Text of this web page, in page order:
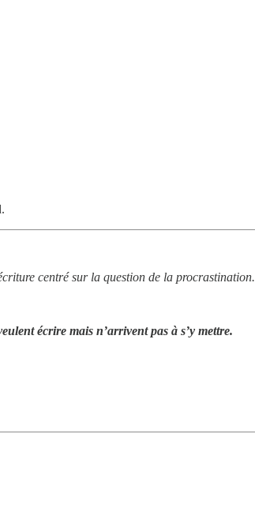
centré sur la question de la procrastination.
écrire mais n’arrivent pas à s’y mettre.